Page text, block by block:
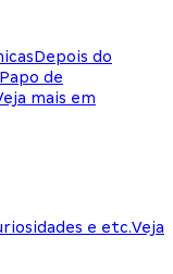
Depois do
Papo de
mais em
e etc.Veja